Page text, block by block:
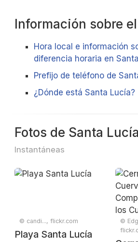
Información sobre
Hora local e información
diferencia horaria en
Prefijo de teléfono de
¿Dónde está Santa Lucía?
Fotos de Santa Lucía
Instantáneas
© candi..., flickr.com
Playa Santa Lucía
©